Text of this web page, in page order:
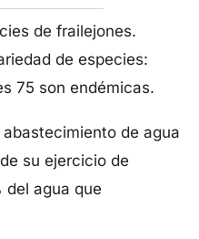
de frailejones.
de especies:
75 son endémicas.
de agua
su ejercicio de
agua que